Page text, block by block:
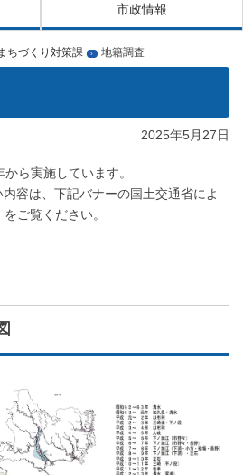
市政情報
ちづくり対策課 › 地籍調査
2025年5月27日
ら実施しています。
容は、下記バナーの国土交通省によ
ご覧ください。